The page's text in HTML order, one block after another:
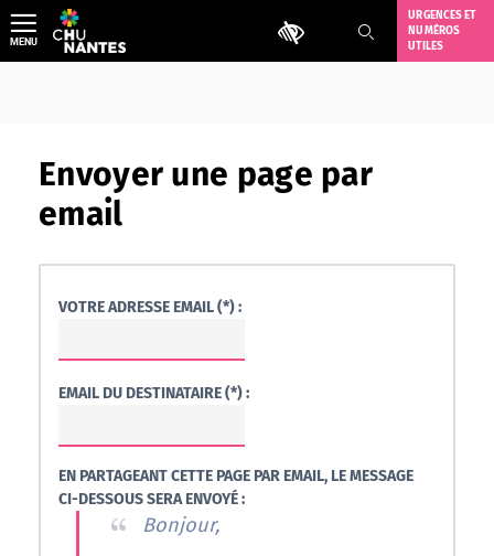
Aller
au
contenu
Outils d'accessibilité
URGENCES ET
NUMÉROS
UTILES
MENU
Envoyer une page par
email
VOTRE ADRESSE EMAIL (*) :
EMAIL DU DESTINATAIRE (*) :
EN PARTAGEANT CETTE PAGE PAR EMAIL, LE MESSAGE
CI-DESSOUS SERA ENVOYÉ :
Bonjour,